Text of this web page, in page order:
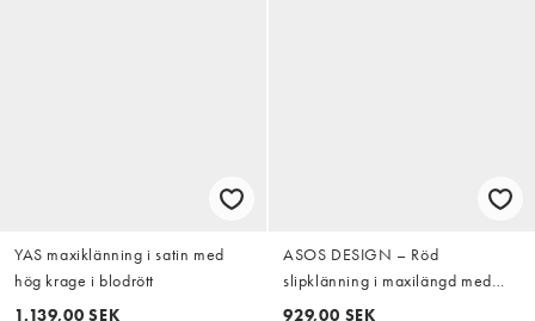
YAS maxiklänning i satin med
hög krage i blodrött
1.139,00 SEK
ASOS DESIGN – Röd
slipklänning i maxilängd med
korsettliv, spets och sidoslits
929,00 SEK